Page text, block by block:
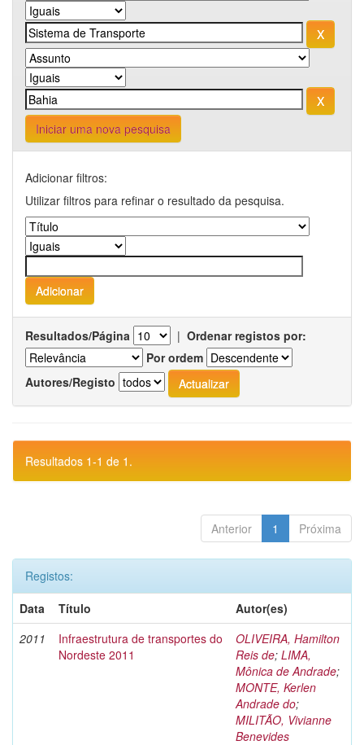
Iniciar uma nova pesquisa
Adicionar filtros:
Utilizar filtros para refinar o resultado da pesquisa.
Resultados/Página | Ordenar registos por:
Por ordem
Autores/Registo
Resultados 1-1 de 1.
Anterior 1 Próxima
Registos:
Data
Título
Autor(es)
2011
Infraestrutura de transportes do
Nordeste 2011
OLIVEIRA, Hamilton
Reis de; LIMA,
Mônica de Andrade;
MONTE, Kerlen
Andrade do;
MILITÃO, Vivianne
Benevides